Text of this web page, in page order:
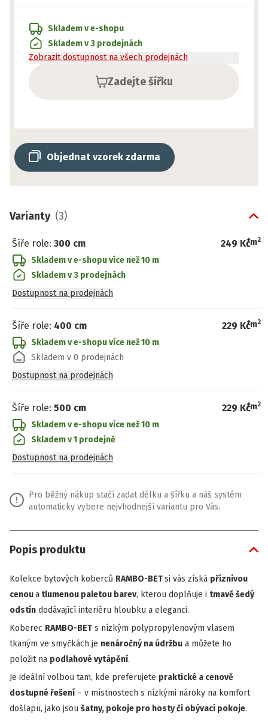
Zadejte šířku
Skladem v e-shopu
Skladem v 3 prodejnách
Zobrazit dostupnost na všech prodejnách
Objednat vzorek zdarma
Varianty (3)
Šíře role: 300 cm 249 Kč
/m2
Skladem v e-shopuvíce než 10 m
Skladem v 3 prodejnách
Dostupnost na prodejnách
Šíře role: 400 cm 229 Kč
/m2
Skladem v e-shopuvíce než 10 m
Skladem v 0 prodejnách
Dostupnost na prodejnách
Šíře role: 500 cm 229 Kč
/m2
Skladem v e-shopuvíce než 10 m
Skladem v 1 prodejně
Dostupnost na prodejnách
Pro běžný nákup stačí zadat délku a šířku a náš systém
automaticky vybere nejvhodnejší variantu pro Vás.
Popis produktu
Kolekce bytových koberců RAMBO-BETsi vás získá příznivou
cenoua tlumenou paletou barev, kterou doplňuje i tmavě šedý
odstín dodávající interiéru hloubku a eleganci.
Koberec RAMBO-BET s nízkým polypropylenovým vlasem
tkaným ve smyčkách je nenáročný na údržbu a můžete ho
položit na podlahové vytápění.
Je ideální volbou tam, kde preferujete praktické a cenově
dostupné řešení – v místnostech s nízkými nároky na komfort
došlapu, jako jsou šatny, pokoje pro hosty či obývací pokoje.